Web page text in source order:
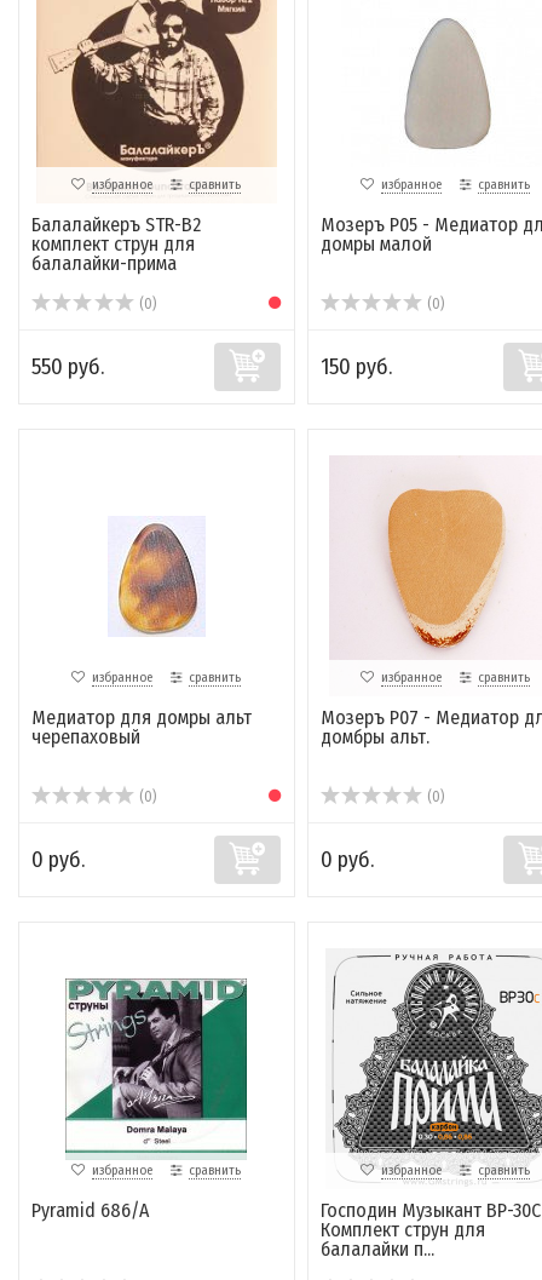
избранное сравнить
Балалайкеръ STR-B2
комплект струн для
балалайки-прима
(0)
550 руб.
избранное сравнить
Мозеръ P05 - Медиатор
домры малой
(0)
150 руб.
избранное сравнить
Медиатор для домры альт
черепаховый
(0)
0 руб.
избранное сравнить
Мозеръ P07 - Медиатор
домбры альт.
(0)
0 руб.
избранное сравнить
Pyramid 686/A
избранное сравнить
Господин Музыкант BP-
Комплект струн для
балалайки п...